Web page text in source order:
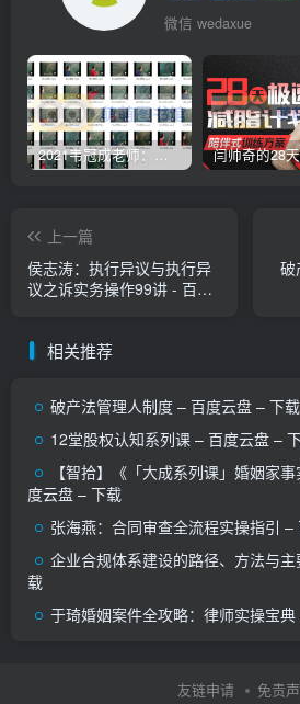
微信 wedaxue
2021韦冠成老师：韦氏天星风水《秘传二十四山吉凶占断要法》 – 百度云盘 – 下载
上一篇
侯志涛：执行异议与执行异
议之诉实务操作99讲 - 百度
破
相关推荐
破产法管理人制度 – 百度云盘 – 下载
12堂股权认知系列课 – 百度云盘 –
【智拾】《「大成系列课」婚姻家
度云盘 – 下载
张海燕：合同审查全流程实操指引
企业合规体系建设的路径、方法与
载
于琦婚姻案件全攻略：律师实操宝
友链申请 免责